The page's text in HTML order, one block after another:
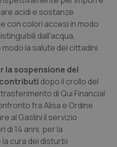
di Trento
neurodegenerative
acidi e sostanze
con colori accesi in modo
dall'acqua,
la salute dei cittadini.
la sospensione del
dopo il crollo del
di Qui Financial
fra Alisa e Ordine
al Gaslini il servizio
di 14 anni, per la
cura dei disturbi